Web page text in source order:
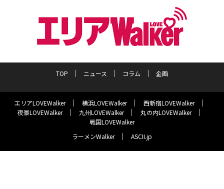
TOP ニュース コラム 企画
エリアLOVEWalker 横浜LOVEWalker
西新宿LOVEWalker
夜景LOVEWalker
九州LOVEWalker
丸の内LOVEWalker
戦国LOVEWalker
ラーメンWalker
ASCII.jp